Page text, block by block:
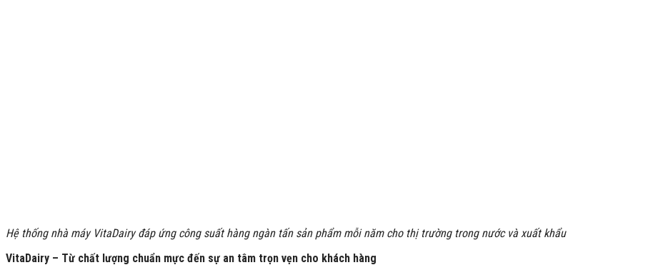
Hệ thống nhà máy VitaDairy đáp ứng công suất hàng ngàn tấn sản phẩm mỗi năm cho thị trường trong nước và xuất khẩu
VitaDairy – Từ chất lượng chuẩn mực đến sự an tâm trọn vẹn cho khách hàng